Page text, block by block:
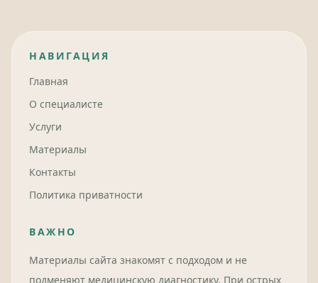
НАВИГАЦИЯ
Главная
О специалисте
Услуги
Материалы
Контакты
Политика приватности
ВАЖНО
Материалы сайта знакомят с подходом и не
подменяют медицинскую диагностику. При острых